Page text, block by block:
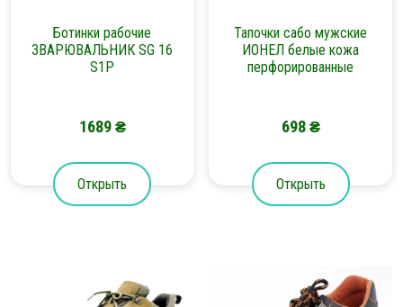
Ботинки рабочие
ЗВАРЮВАЛЬНИК SG 16
S1P
1689₴
Открыть
Тапочки сабо мужские
ИОНЕЛ белые кожа
перфорированные
698₴
Открыть